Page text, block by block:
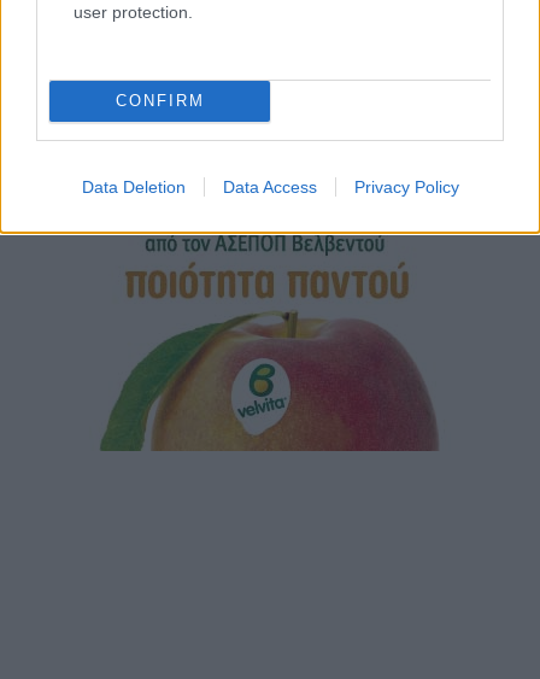
user protection.
CONFIRM
Data Deletion Data Access Privacy Policy